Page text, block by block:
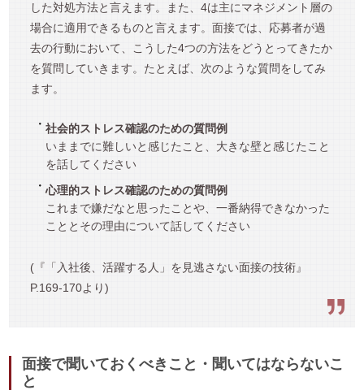
した対処方法と言えます。また、4は主にマネジメント層の
場合に適用できるものと言えます。面接では、応募者が過
去の行動において、こうした4つの方法をどうとってきたか
を質問していきます。たとえば、次のような質問をしてみ
ます。
社会的ストレス確認のための質問例
いままでに難しいと感じたこと、大きな壁と感じたこと
を話してください
心理的ストレス確認のための質問例
これまで嫌だなと思ったことや、一番納得できなかった
こととその理由について話してください
(『「入社後、活躍する人」を見逃さない面接の技術』
P.169-170より)
面接で聞いておくべきこと・聞いてはならないこ
と